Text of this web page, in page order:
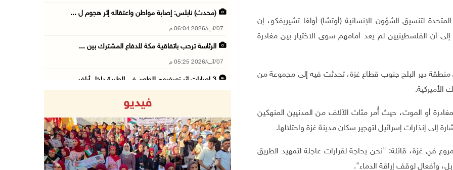
الأمم المتحدة لتنسيق الشؤون الإنسانية (أوتشا) أولغا تشيريفكو، إن
أن الفلسطينيين لم يعد أمامهم سوى الاختيار بين مغادرة
دير البلح جنوب قطاع غزة، تحدثت فيه إلى مجموعة من
الأميركية.
أو الموت، حيث أُمر مئات الآلاف من المدنيين المنهكين
إلى إنذارات إسرائيل لتهجير سكان مدينة غزة واحتلالها.
في غزة، قائلة: "نحن بحاجة لقرارات عاجلة لتمهيد الطريق
وأفعال لوقف إراقة الدماء".
(محدث) نابلس: إصابة مواطن واعتقاله إثر هجوم ل ...
07/آب/2026 06:04 م
الرئاسة ترحب باتفاقية مكة للدفاع المشترك بين ...
07/آب/2026 05:25 م
3 إصابات إثر تعرضهم للطعن في الطيبة داخل أراض ...
07/آب/2026 03:31 م
السعودية وتركيا وباكستان توقع اتفاقية مكة للد ...
07/آب/2026 02:38 م
فيديو
Previous Next